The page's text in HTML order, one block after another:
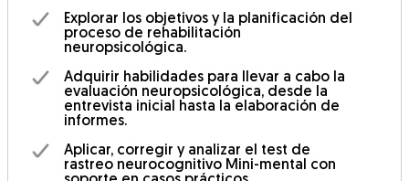
Explorar los objetivos y la planificación del
proceso de rehabilitación
neuropsicológica.
Adquirir habilidades para llevar a cabo la
evaluación neuropsicológica, desde la
entrevista inicial hasta la elaboración de
informes.
Aplicar, corregir y analizar el test de
rastreo neurocognitivo Mini-mental con